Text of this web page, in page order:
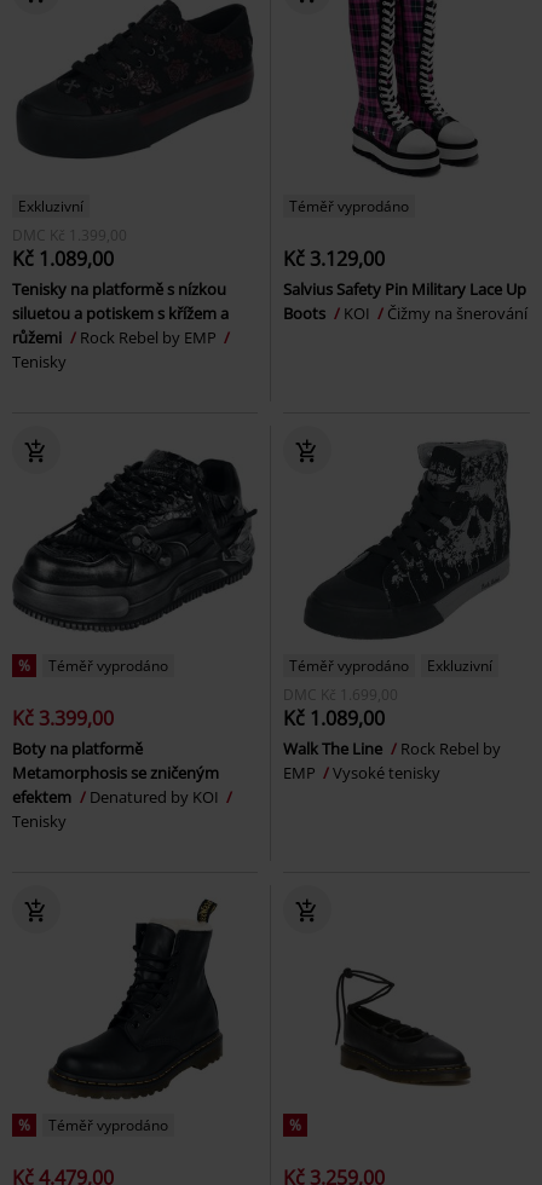
Exkluzivní
DMC
Kč 1.399,00
Kč 1.089,00
Tenisky na platformě s nízkou
siluetou a potiskem s křížem a
růžemi
Rock Rebel by EMP
Tenisky
Téměř vyprodáno
Kč 3.129,00
Salvius Safety Pin Military Lace Up
Boots
KOI Čižmy na šnerování
% Téměř vyprodáno
Kč 3.399,00
Boty na platformě
Metamorphosis se zničeným
efektem
Denatured by KOI
Tenisky
Téměř vyprodáno
Exkluzivní
DMC
Kč 1.699,00
Kč 1.089,00
Walk The Line
Rock Rebel by
EMP
Vysoké tenisky
% Téměř vyprodáno
Kč 4.479,00
%
Kč 3.259,00